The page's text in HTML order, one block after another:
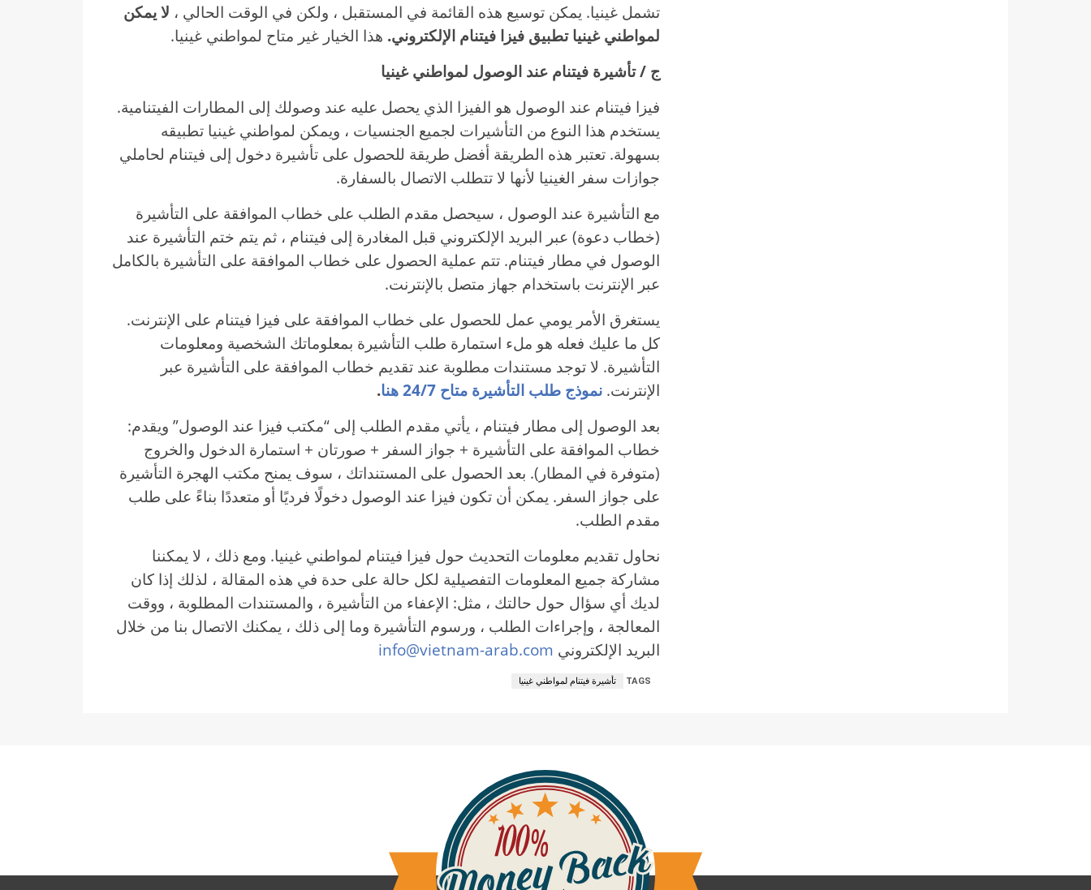
تشمل غينيا. يمكن توسيع هذه القائمة في المستقبل ، ولكن في الوقت الحالي ، لا يمكن
لمواطني غينيا تطبيق فيزا فيتنام الإلكتروني. هذا الخيار غير متاح لمواطني غينيا.
ج / تأشيرة فيتنام عند الوصول لمواطني غينيا
فيزا فيتنام عند الوصول هو الفيزا الذي يحصل عليه عند وصولك إلى المطارات الفيتنامية.
يستخدم هذا النوع من التأشيرات لجميع الجنسيات ، ويمكن لمواطني غينيا تطبيقه
بسهولة. تعتبر هذه الطريقة أفضل طريقة للحصول على تأشيرة دخول إلى فيتنام لحاملي
جوازات سفر الغينيا لأنها لا تتطلب الاتصال بالسفارة.
مع التأشيرة عند الوصول ، سيحصل مقدم الطلب على خطاب الموافقة على التأشيرة
(خطاب دعوة) عبر البريد الإلكتروني قبل المغادرة إلى فيتنام ، ثم يتم ختم التأشيرة عند
الوصول في مطار فيتنام. تتم عملية الحصول على خطاب الموافقة على التأشيرة بالكامل
عبر الإنترنت باستخدام جهاز متصل بالإنترنت.
يستغرق الأمر يومي عمل للحصول على خطاب الموافقة على فيزا فيتنام على الإنترنت.
كل ما عليك فعله هو ملء استمارة طلب التأشيرة بمعلوماتك الشخصية ومعلومات
التأشيرة. لا توجد مستندات مطلوبة عند تقديم خطاب الموافقة على التأشيرة عبر
الإنترنت. نموذج طلب التأشيرة متاح 24/7 هنا
.
بعد الوصول إلى مطار فيتنام ، يأتي مقدم الطلب إلى “مكتب فيزا عند الوصول” ويقدم:
خطاب الموافقة على التأشيرة + جواز السفر + صورتان + استمارة الدخول والخروج
(متوفرة في المطار). بعد الحصول على المستنداتك ، سوف يمنح مكتب الهجرة التأشيرة
على جواز السفر. يمكن أن تكون فيزا عند الوصول دخولًا فرديًا أو متعددًا بناءً على طلب
مقدم الطلب.
نحاول تقديم معلومات التحديث حول فيزا فيتنام لمواطني غينيا. ومع ذلك ، لا يمكننا
مشاركة جميع المعلومات التفصيلية لكل حالة على حدة في هذه المقالة ، لذلك إذا كان
لديك أي سؤال حول حالتك ، مثل: الإعفاء من التأشيرة ، والمستندات المطلوبة ، ووقت
المعالجة ، وإجراءات الطلب ، ورسوم التأشيرة وما إلى ذلك ، يمكنك الاتصال بنا من خلال
البريد الإلكتروني info@vietnam-arab.com
TAGS تأشيرة فيتنام لمواطني غينيا